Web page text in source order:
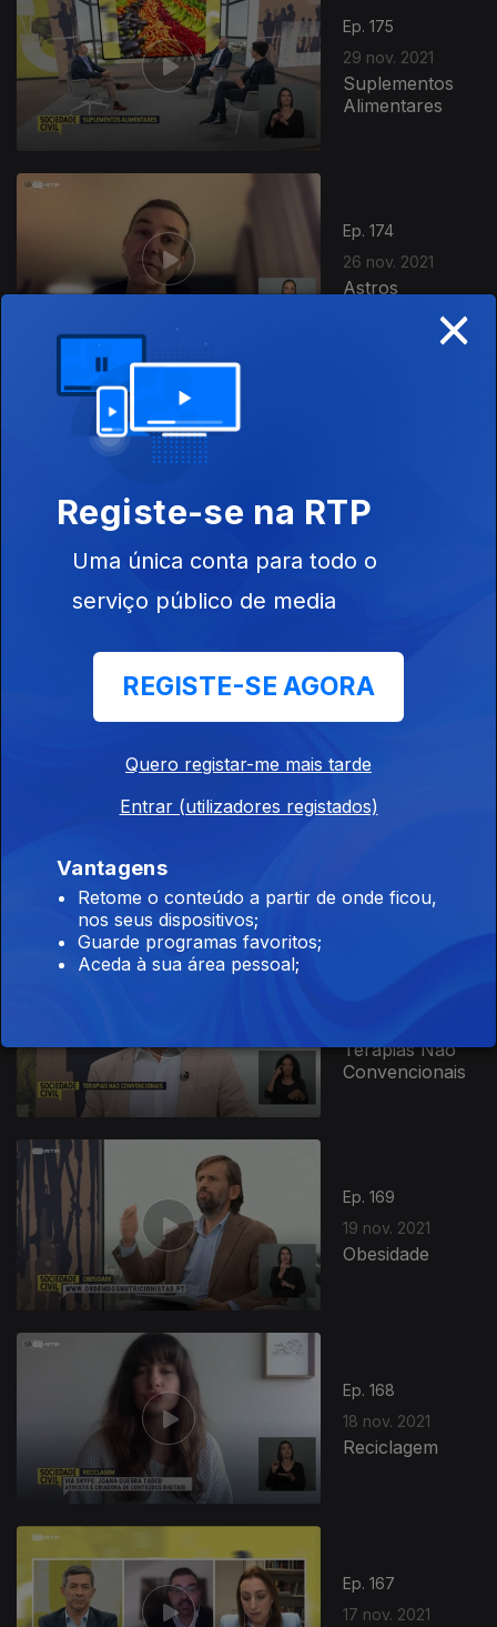
Ep. 175
29 nov. 2021
Suplementos
Alimentares
Ep. 174
26 nov. 2021
Astros
Tratamentos
Pediátricos
Ep. 171
Terapias Não
Convencionais
Ep. 169
19 nov. 2021
Obesidade
Ep. 168
18 nov. 2021
Reciclagem
Ep. 167
17 nov. 2021
579613
×
Registe-se na RTP
Uma única conta para todo o
serviço público de media
REGISTE-SE AGORA
Quero registar-me mais tarde
Entrar (utilizadores registados)
Vantagens
Retome o conteúdo a partir de onde ficou,
nos seus dispositivos;
Guarde programas favoritos;
Aceda à sua área pessoal;